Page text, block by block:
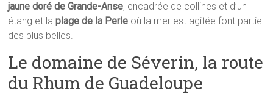
jaune doré de Grande-Anse, encadrée de collines et d’un
étang et laplage de la Perle où la mer est agitée font partie
des plus belles.
Le domaine de Séverin, la route
du Rhum de Guadeloupe